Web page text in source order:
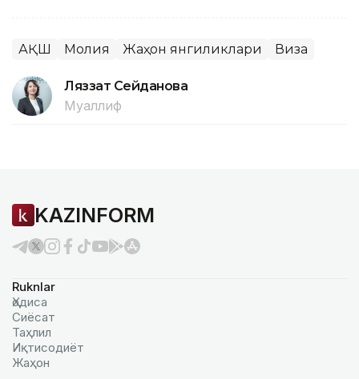
АҚШ Молия Жаҳон янгиликлари Виза
Ляззат Сейданова
Муаллиф
KAZINFORM
Ruknlar
Ҳодиса
Сиёсат
Таҳлил
Иқтисодиёт
Жаҳон